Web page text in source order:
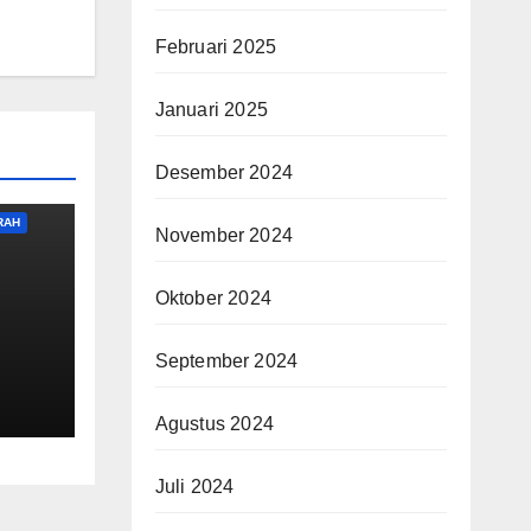
Februari 2025
Januari 2025
Desember 2024
November 2024
Oktober 2024
September 2024
Agustus 2024
Juli 2024